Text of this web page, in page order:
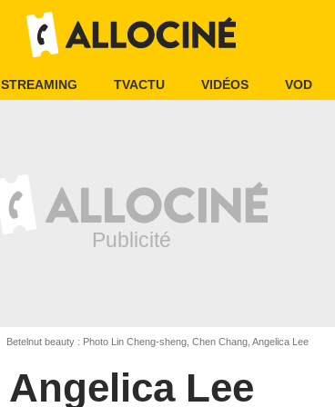
STREAMING TVACTU VIDÉOS VOD
Betelnut beauty : Photo Lin Cheng-sheng, Chen Chang, Angelica Lee
Angelica Lee